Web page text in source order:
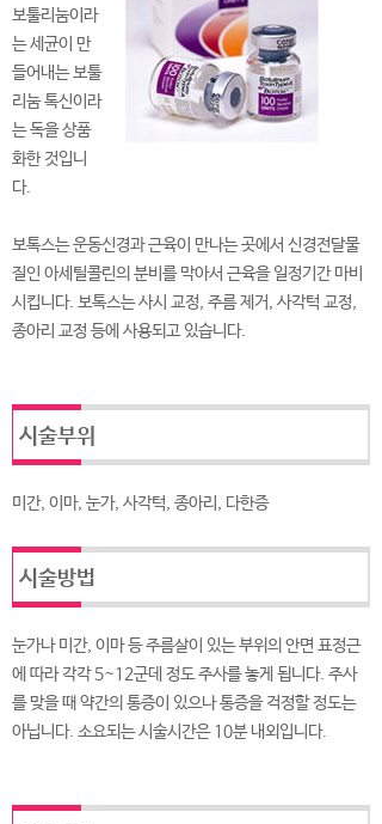
보툴리눔이라
는 세균이 만
들어내는 보툴
리눔 톡신이라
는 독을 상품
화한 것입니
다.
보톡스는 운동신경과 근육이 만나는 곳에서 신경전달물
질인 아세틸콜린의 분비를 막아서 근육을 일정기간 마비
시킵니다. 보톡스는 사시 교정, 주름 제거, 사각턱 교정,
종아리 교정 등에 사용되고 있습니다.
시술부위
미간, 이마, 눈가, 사각턱, 종아리, 다한증
시술방법
눈가나 미간, 이마 등 주름살이 있는 부위의 안면 표정근
에 따라 각각 5~12군데 정도 주사를 놓게 됩니다. 주사
를 맞을 때 약간의 통증이 있으나 통증을 걱정할 정도는
아닙니다. 소요되는 시술시간은 10분 내외입니다.